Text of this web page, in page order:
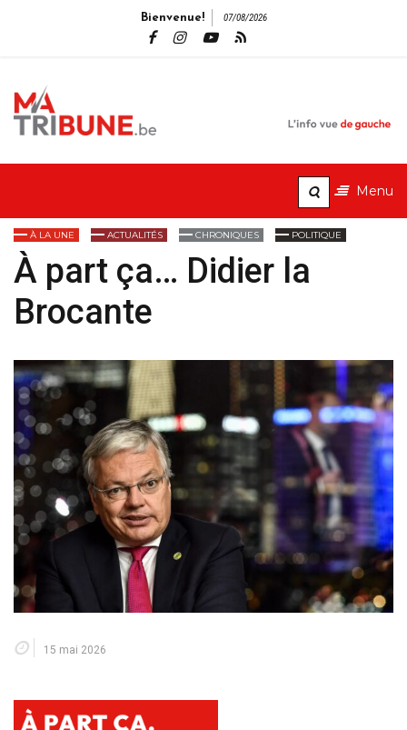
Bienvenue! 07/08/2026
Menu
À LA UNE ACTUALITÉS CHRONIQUES POLITIQUE
À part ça… Didier la
Brocante
15 mai 2026